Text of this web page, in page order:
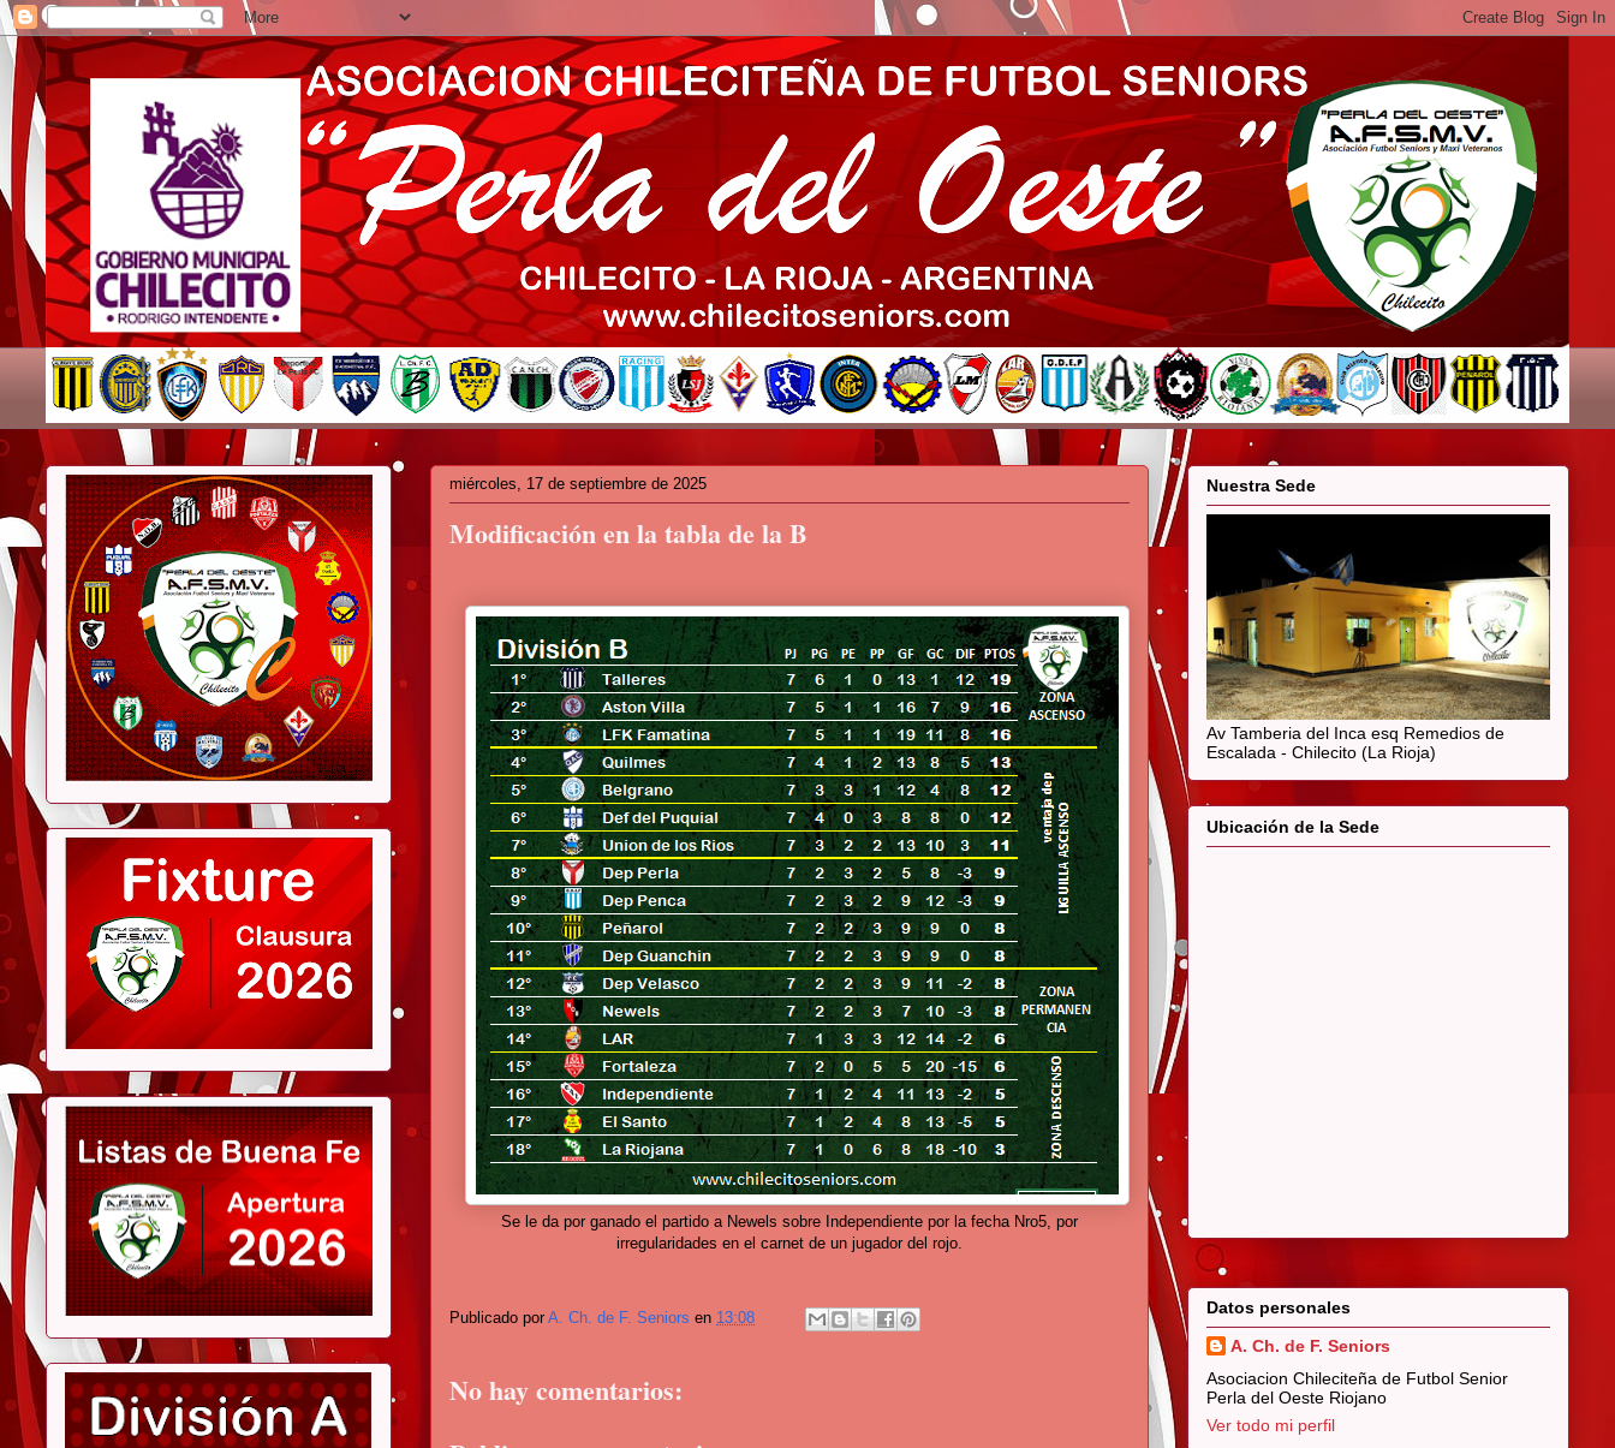
miércoles, 17 de septiembre de 2025
Modificación en la tabla de la B
Se le da por ganado el partido a Newels sobre Independiente por la fecha Nro5, por
irregularidades en el carnet de un jugador del rojo.
Publicado porA. Ch. de F. Seniors en 13:08
No hay comentarios:
Nuestra Sede
Av Tamberia del Inca esq Remedios de
Escalada - Chilecito (La Rioja)
Ubicación de la Sede
Datos personales
A. Ch. de F. Seniors
Asociacion Chileciteña de Futbol Senior
Perla del Oeste Riojano
Ver todo mi perfil